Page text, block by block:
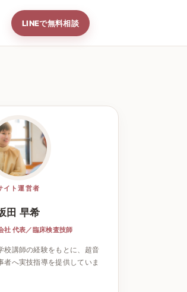
LINEで無料相談
イト運営者
田 早希
社 代表／臨床検査技師
校講師の経験をもとに、超音
者へ実技指導を提供していま